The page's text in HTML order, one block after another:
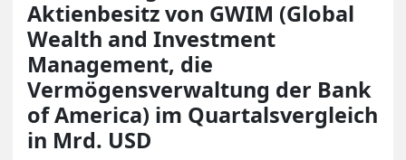
Aktienbesitz von GWIM (Global
Wealth and Investment
Management, die
Vermögensverwaltung der Bank
of America) im Quartalsvergleich
in Mrd. USD